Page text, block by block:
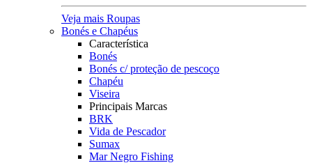
Veja mais Roupas
Bonés e Chapéus
Característica
Bonés
Bonés c/ proteção de pescoço
Chapéu
Viseira
Principais Marcas
BRK
Vida de Pescador
Sumax
Mar Negro Fishing